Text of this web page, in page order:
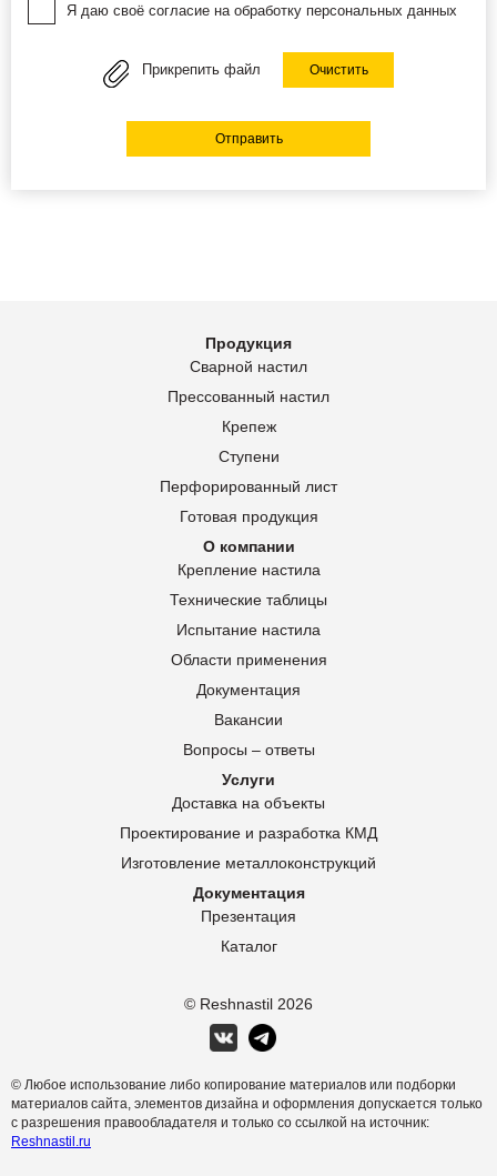
Я даю своё согласие на обработку персональных данных
Прикрепить файл Очистить
Отправить
© Reshnastil 2026
Продукция
Сварной настил
Прессованный настил
Крепеж
Ступени
Перфорированный лист
Готовая продукция
О компании
Крепление настила
Технические таблицы
Испытание настила
Области применения
Документация
Вакансии
Вопросы – ответы
Услуги
Доставка на объекты
Проектирование и разработка КМД
Изготовление металлоконструкций
Документация
Презентация
Каталог
© Любое использование либо копирование материалов или подборки
материалов сайта, элементов дизайна и оформления допускается только
с разрешения правообладателя и только со ссылкой на источник:
Reshnastil.ru